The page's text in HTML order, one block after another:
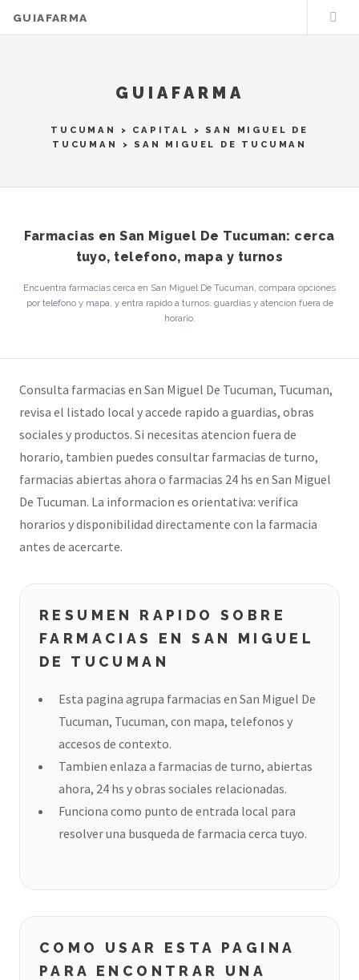
GUIAFARMA
GUIAFARMA
TUCUMAN > CAPITAL > SAN MIGUEL DE
TUCUMAN
> SAN MIGUEL DE TUCUMAN
Farmacias en San Miguel De Tucuman: cerca
tuyo, telefono, mapa y turnos
Encuentra farmacias cerca en San Miguel De Tucuman, compara opciones
por telefono y mapa, y entra rapido a turnos, guardias y atencion fuera de
horario.
Consulta farmacias en San Miguel De Tucuman, Tucuman,
revisa el listado local y accede rapido a guardias, obras
sociales y productos. Si necesitas atencion fuera de
horario, tambien puedes consultar farmacias de turno,
farmacias abiertas ahora o farmacias 24 hs en San Miguel
De Tucuman. La informacion es orientativa: verifica
horarios y disponibilidad directamente con la farmacia
antes de acercarte.
RESUMEN RAPIDO SOBRE
FARMACIAS EN SAN MIGUEL
DE TUCUMAN
Esta pagina agrupa farmacias en San Miguel De
Tucuman, Tucuman, con mapa, telefonos y
accesos de contexto.
Tambien enlaza a farmacias de turno, abiertas
ahora, 24 hs y obras sociales relacionadas.
Funciona como punto de entrada local para
resolver una busqueda de farmacia cerca tuyo.
COMO USAR ESTA PAGINA
PARA ENCONTRAR UNA